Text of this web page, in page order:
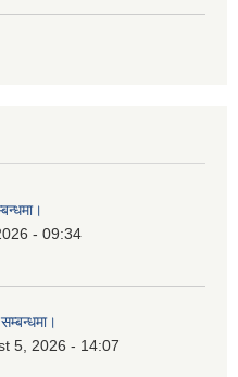
- 09:34
5, 2026 - 14:07